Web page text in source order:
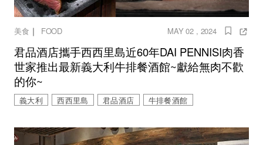
美食 ｜ FOOD MAY 02 , 2024
君品酒店攜手西西里島近60年DAI PENNISI肉香
世家推出最新義大利牛排餐酒館~獻給無肉不歡
的你~
義大利 西西里島 君品酒店 牛排餐酒館